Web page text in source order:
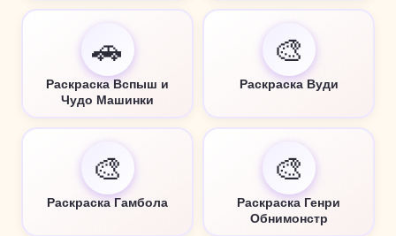
🚗
Раскраска Вспыш и
Чудо Машинки
🎨
Раскраска Вуди
🎨
Раскраска Гамбола
🎨
Раскраска Генри
Обнимонстр